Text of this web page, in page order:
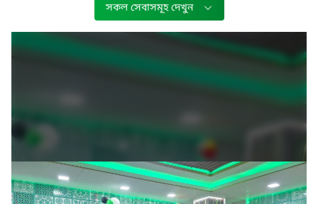
সকল সেবাসমূহ দেখুন